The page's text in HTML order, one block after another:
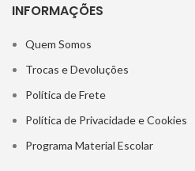
INFORMAÇÕES
Quem Somos
Trocas e Devoluções
Política de Frete
Política de Privacidade e Cookies
Programa Material Escolar